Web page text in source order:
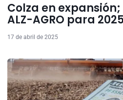
Colza en
ALZ-AGRO para
17 de abril de 2025